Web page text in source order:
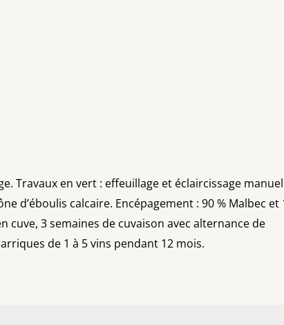
Travaux en vert : effeuillage et éclaircissage
d’éboulis calcaire. Encépagement : 90 % Malbec et
3 semaines de cuvaison avec alternance de
de 1 à 5 vins pendant 12 mois.